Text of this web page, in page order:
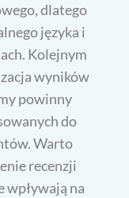
dlatego
języka i
Kolejnym
wyników
powinny
do
Warto
recenzji
na